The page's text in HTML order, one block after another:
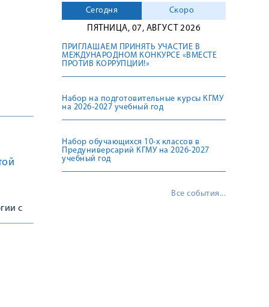
с
Сегодня
Скоро
ПЯТНИЦА, 07, АВГУСТ 2026
ПРИГЛАШАЕМ ПРИНЯТЬ УЧАСТИЕ В
МЕЖДУНАРОДНОМ КОНКУРСЕ «ВМЕСТЕ
ПРОТИВ КОРРУПЦИИ!»
Набор на подготовительные курсы КГМУ
на 2026-2027 учебный год
Набор обучающихся 10-х классов в
Предуниверсарий КГМУ на 2026-2027
учебный год
Все события...